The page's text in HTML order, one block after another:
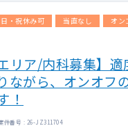
・祝休み可 当直なし
オン
リア/内科募集】適
ながら、オンオフ
！
件番号 : 26-JZ311704